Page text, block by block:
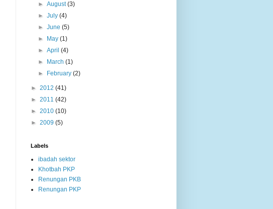
►August(3)
►July(4)
►June(5)
►
May(1)
►April(4)
►
March(1)
►
February(2)
► 2012 (41)
► 2011 (42)
► 2010 (10)
► 2009 (5)
Labels
ibadah sektor
Khotbah PKP
Renungan PKB
Renungan PKP